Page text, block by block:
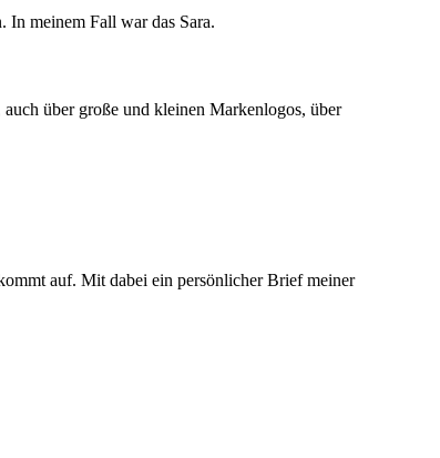
meinem Fall war das Sara.
über große und kleinen Markenlogos, über
auf. Mit dabei ein persönlicher Brief meiner